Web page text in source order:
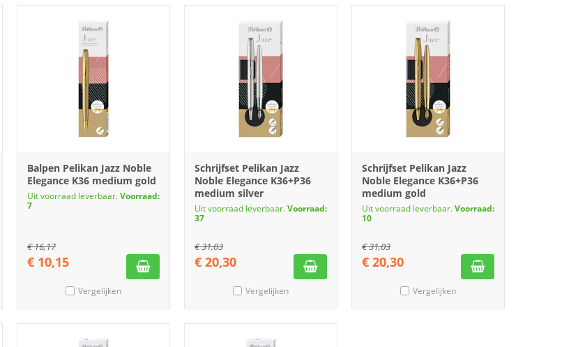
Balpen Pelikan Jazz Noble
Elegance K36 medium gold
Uit voorraad leverbaar.Voorraad:
7
€16,17
€ 10,15
Vergelijken
Schrijfset Pelikan Jazz
Noble Elegance K36+P36
medium silver
Uit voorraad leverbaar.Voorraad:
37
€31,03
€ 20,30
Vergelijken
Schrijfset Pelikan Jazz
Noble Elegance K36+P36
medium gold
Uit voorraad leverbaar.Voorraad:
10
€31,03
€ 20,30
Vergelijken